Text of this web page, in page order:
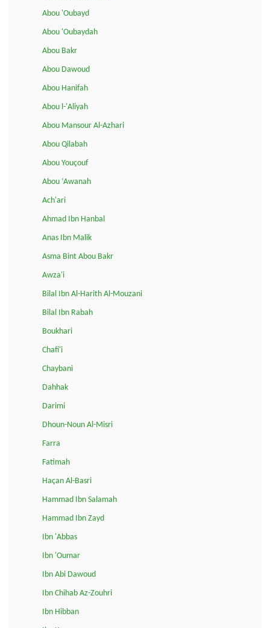
Abou 'Oubayd
Abou 'Oubaydah
Abou Bakr
Abou Dawoud
Abou Hanifah
Abou l-'Aliyah
Abou Mansour Al-Azhari
Abou Qilabah
Abou Youçouf
Abou ‘Awanah
Ach'ari
Ahmad Ibn Hanbal
Anas Ibn Malik
Asma Bint Abou Bakr
Awza'i
Bilal Ibn Al-Harith Al-Mouzani
Bilal Ibn Rabah
Boukhari
Chafi'i
Chaybani
Dahhak
Darimi
Dhoun-Noun Al-Misri
Farra
Fatimah
Haçan Al-Basri
Hammad Ibn Salamah
Hammad Ibn Zayd
Ibn 'Abbas
Ibn 'Oumar
Ibn Abi Dawoud
Ibn Chihab Az-Zouhri
Ibn Hibban